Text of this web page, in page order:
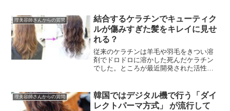
理美容師さんからの質問
結合するケラチンでキューティク
ルが傷みすぎた髪をキレイに見せ
れる？
従来のケラチンは羊毛や羽毛をきつい溶
剤でドロドロに溶かした死んだケラチン
でした。ところが最近開発された活性ケ
ンに非常に類似した生...
理美容師さんからの質問
韓国ではデジタル機で行う「ダイ
レクトパーマ方式」 が流行して